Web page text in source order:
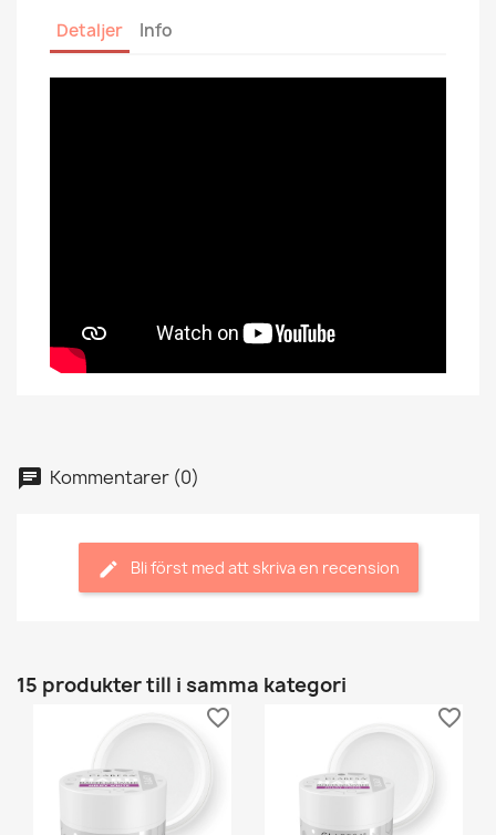
Detaljer Info
Kommentarer (0)
Bli först med att skriva en recension
15 produkter till i samma kategori
favorite_border favorite_border